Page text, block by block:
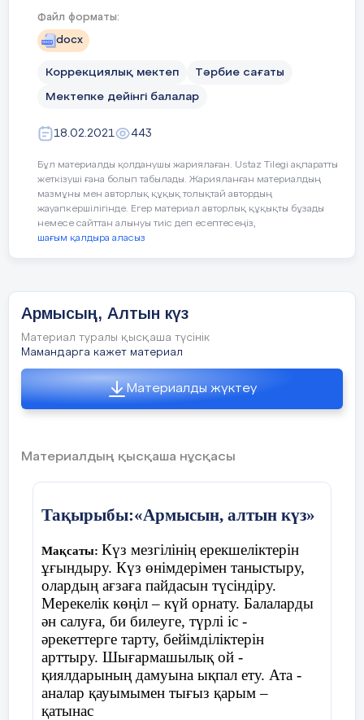
Күзгі тойды жұп жазбай,
Бірге қарсы алайық!
Дидактикалық ойын: «Дәміне қарай
ажырат.»
Жемістердің аттарын атап, қышқыл, тәтті,
дәмдерін ажырата білуге үйрету.
Ойын: «Тамшылар мен жапырақтар»
Жерде шашылып жатқан тамшылар мен
жапырақтарды жинау. Тамшыларды
«Кім жылдам?»
Үстелдің үстінде шашылып жатқан
жемістер мен көкөністерді ажыратады
қолшатырдың жанына тұрады. Музыка
ойналады балалар билеп жүреді, музыка
тоқтағанда балалар қолшатырдың жанына
тұра қалу керек, қай балаға қолшатыр
жетпей қалса , сол бала ойыннан шығып
отырады.
Файл форматы:
docx
Коррекциялық мектеп Тәрбие сағаты
Мектепке дейінгі балалар
18.02.2021 443
Бұл материалды қолданушы жариялаған. Ustaz Tilegi ақпаратты
жеткізуші ғана болып табылады. Жарияланған материалдың
мазмұны мен авторлық құқық толықтай автордың
жауапкершілігінде. Егер материал авторлық құқықты бұзады
немесе сайттан алынуы тиіс деп есептесеңіз,
шағым қалдыра аласыз
Армысың, Алтын күз
Материал туралы қысқаша түсінік
Мамандарга кажет материал
Материалды жүктеу
Материалдың қысқаша нұсқасы
Тақырыбы:«Армысын, алтын күз»
Мақсаты: Күз мезгілінің ерекшеліктерін
ұғындыру. Күз өнімдерімен таныстыру,
олардың ағзаға пайдасын түсіндіру.
Мерекелік көңіл – күй орнату. Балаларды
ән салуға, би билеуге, түрлі іс -
әрекеттерге тарту, бейімділіктерін
арттыру. Шығармашылық ой -
қиялдарының дамуына ықпал ету. Ата -
аналар қауымымен тығыз қарым –
қатынас